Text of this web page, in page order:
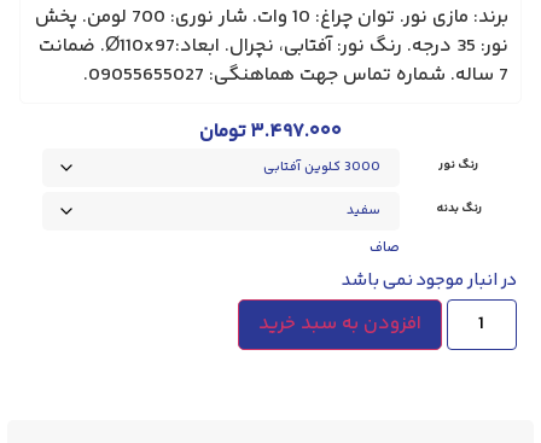
برند: مازی نور. توان چراغ: 10 وات. شار نوری: 700 لومن. پخش
نور: 35 درجه. رنگ نور: آفتابی، نچرال. ابعاد:Ø110x97. ضمانت
7 ساله. شماره تماس جهت هماهنگی: 09055655027.
۳.۴۹۷.۰۰۰تومان
رنگ نور
رنگ بدنه
صاف
در انبار موجود نمی باشد
افزودن به سبد خرید